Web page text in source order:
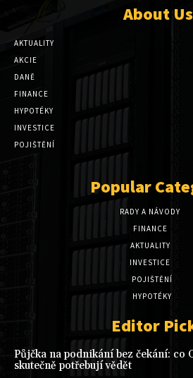
About Us
AKTUALITY
AKCIE
DANĚ
FINANCE
HYPOTÉKY
INVESTICE
POJIŠTĚNÍ
Popular
RADY A NÁVODY
FINANCE
AKTUALITY
INVESTICE
POJIŠTĚNÍ
HYPOTÉKY
Editor
Půjčka na podnikání bez čekání: co
skutečně potřebují vědět